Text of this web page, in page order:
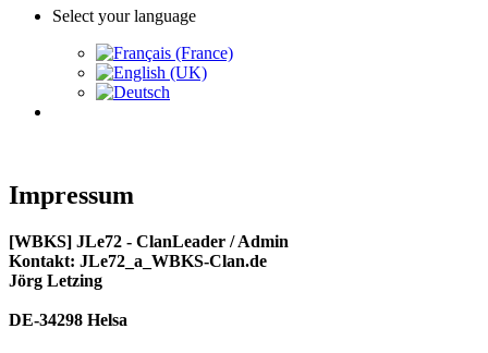
Select your language
Impressum
[WBKS] JLe72 - ClanLeader / Admin
Kontakt: JLe72_a_WBKS-Clan.de
Jörg Letzing
DE-34298 Helsa